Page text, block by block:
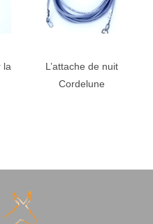
la
L’attache de nuit
Cordelune